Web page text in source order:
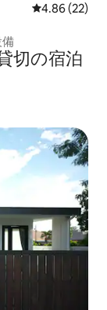
レビュー22
4.86 (22)
切の宿泊